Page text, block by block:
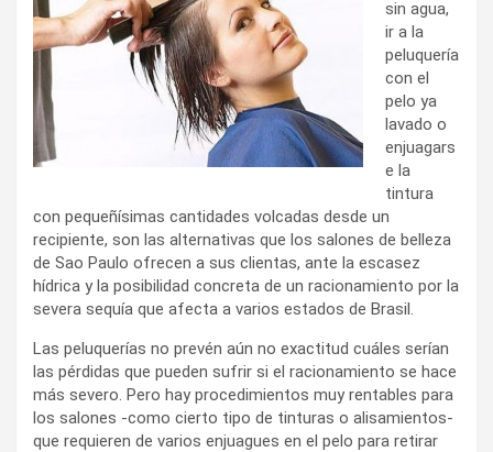
sin agua,
ir a la
peluquería
con el
pelo ya
lavado o
enjuagars
e la
tintura
con pequeñísimas cantidades volcadas desde un
recipiente, son las alternativas que los salones de belleza
de Sao Paulo ofrecen a sus clientas, ante la escasez
hídrica y la posibilidad concreta de un racionamiento por la
severa sequía que afecta a varios estados de Brasil.
Las peluquerías no prevén aún no exactitud cuáles serían
las pérdidas que pueden sufrir si el racionamiento se hace
más severo. Pero hay procedimientos muy rentables para
los salones -como cierto tipo de tinturas o alisamientos-
que requieren de varios enjuagues en el pelo para retirar